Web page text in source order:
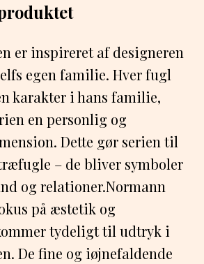
er inspireret af designeren
egen familie. Hver fugl
karakter i hans familie,
en personlig og
Dette gør serien til
– de bliver symboler
og relationer.Normann
på æstetik og
tydeligt til udtryk i
De fine og iøjnefaldende